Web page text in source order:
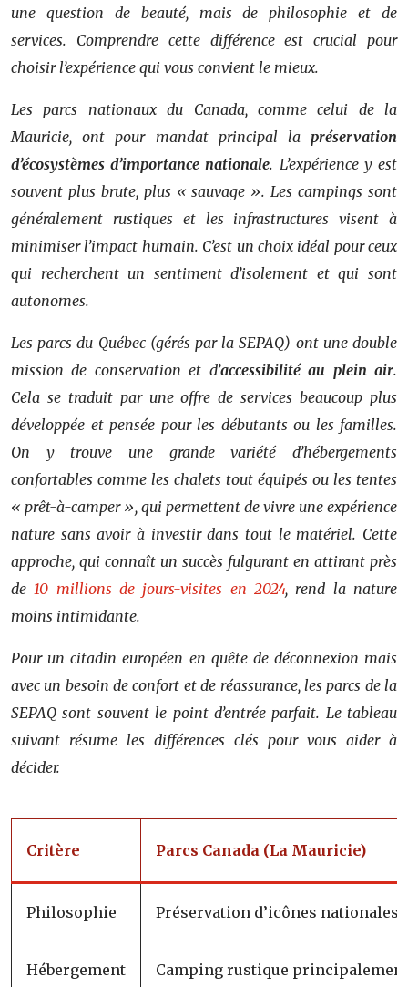
une question de beauté, mais de philosophie et de
services. Comprendre cette différence est crucial pour
choisir l’expérience qui vous convient le mieux.
Les parcs nationaux du Canada, comme celui de la
Mauricie, ont pour mandat principal la préservation
d’écosystèmes d’importance nationale. L’expérience y est
souvent plus brute, plus « sauvage ». Les campings sont
généralement rustiques et les infrastructures visent à
minimiser l’impact humain. C’est un choix idéal pour ceux
qui recherchent un sentiment d’isolement et qui sont
autonomes.
Les parcs du Québec (gérés par la SEPAQ) ont une double
mission de conservation et d’accessibilité au plein air.
Cela se traduit par une offre de services beaucoup plus
développée et pensée pour les débutants ou les familles.
On y trouve une grande variété d’hébergements
confortables comme les chalets tout équipés ou les tentes
« prêt-à-camper », qui permettent de vivre une expérience
nature sans avoir à investir dans tout le matériel. Cette
approche, qui connaît un succès fulgurant en attirant près
de 10 millions de jours-visites en 2024, rend la nature
moins intimidante.
Pour un citadin européen en quête de déconnexion mais
avec un besoin de confort et de réassurance, les parcs de la
SEPAQ sont souvent le point d’entrée parfait. Le tableau
suivant résume les différences clés pour vous aider à
décider.
Critère Parcs Canada (La Mauricie)
Philosophie Préservation d’icônes nationales
Hébergement Camping rustique principalement